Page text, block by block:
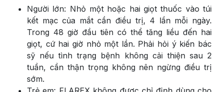
Người lớn: Nhỏ một hoặc hai giọt thuốc vào túi
kết mạc của mắt cần điều trị, 4 lần mỗi ngày.
Trong 48 giờ đầu tiên có thể tăng liều đến hai
giọt, cứ hai giờ nhỏ một lần. Phải hỏi ý kiến bác
sỹ nếu tình trạng bệnh không cải thiện sau 2
tuần, cần thận trọng không nên ngừng điều trị
sớm.